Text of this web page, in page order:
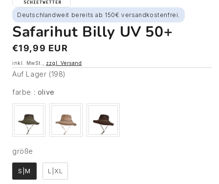
Deutschlandweit bereits ab 150€ versandkostenfrei.
Safarihut Billy UV 50+
Normaler
Preis
€19,99 EUR
inkl. MwSt., zzgl. Versand
Auf Lager (198)
farbe : olive
größe
größe
S|M L|XL